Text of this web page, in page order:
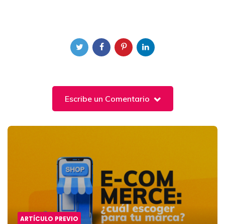
Escribe un Comentario
Post
ARTÍCULO PREVIO